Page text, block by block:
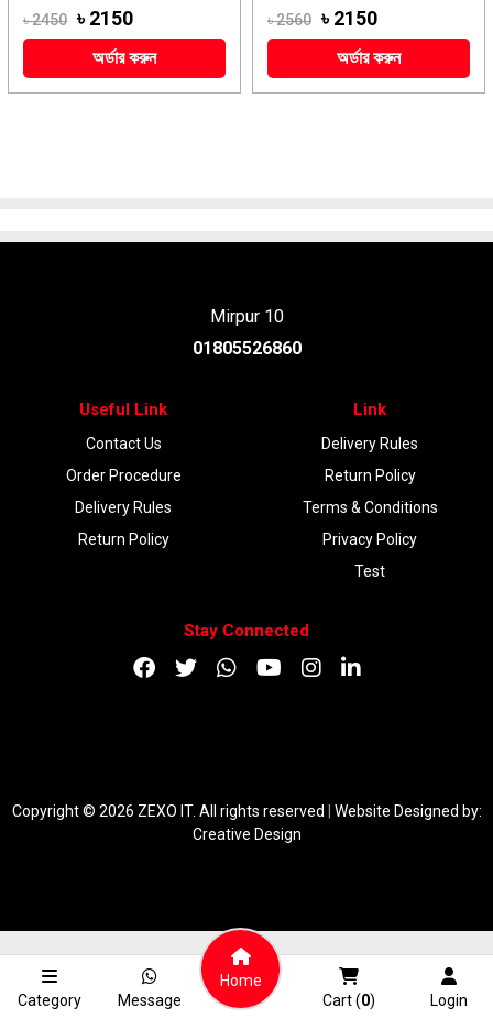
৳ 2450 ৳ 2150
অর্ডার করুন
৳ 2560 ৳ 2150
অর্ডার করুন
Mirpur 10
01805526860
Useful Link
Contact Us
Order Procedure
Delivery Rules
Return Policy
Link
Delivery Rules
Return Policy
Terms & Conditions
Privacy Policy
Test
Stay Connected
Copyright © 2026 ZEXO IT. All rights reserved
Website Designed by:
Creative Design
Category Message
Home
Cart (0) Login